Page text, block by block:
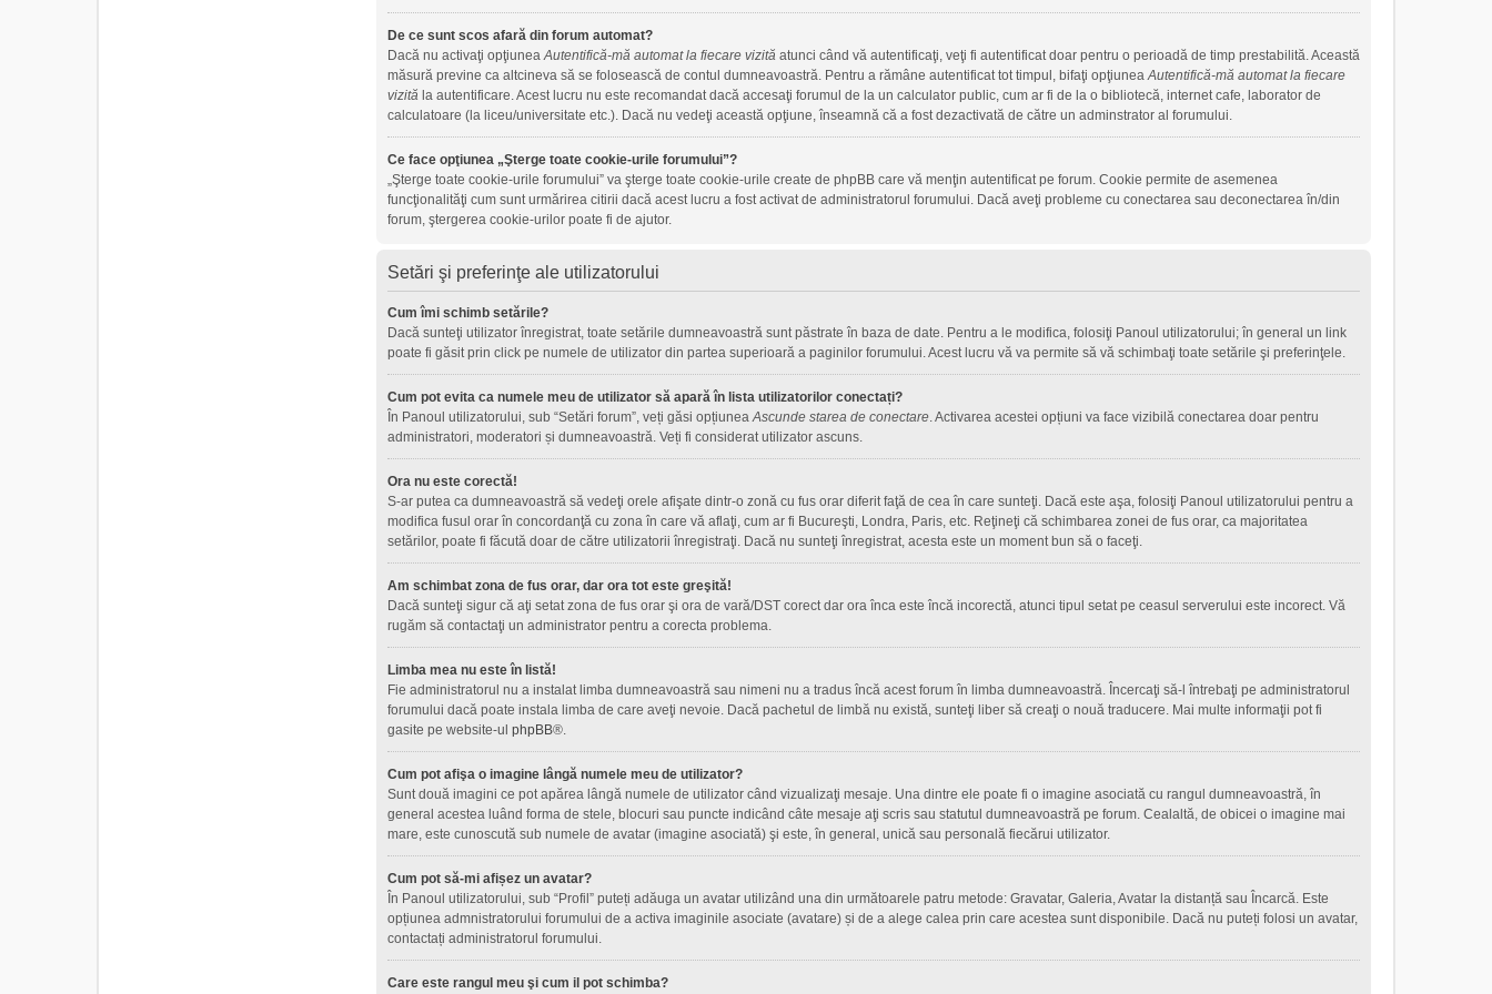
De ce sunt scos afară din forum automat?
Dacă nu activaţi opţiuneaAutentifică-mă automat la fiecare vizită atunci când vă autentificaţi, veţi fi autentificat doar pentru o perioadă de timp prestabilită. Această
măsură previne ca altcineva să se folosească de contul dumneavoastră. Pentru a rămâne autentificat tot timpul, bifaţi opţiuneaAutentifică-mă automat la fiecare
vizită la autentificare. Acest lucru nu este recomandat dacă accesaţi forumul de la un calculator public, cum ar fi de la o bibliotecă, internet cafe, laborator de
calculatoare (la liceu/universitate etc.). Dacă nu vedeţi această opţiune, înseamnă că a fost dezactivată de către un adminstrator al forumului.
Ce face opţiunea „Şterge toate cookie-urile forumului”?
„Şterge toate cookie-urile forumului” va şterge toate cookie-urile create de phpBB care vă menţin autentificat pe forum. Cookie permite de asemenea
funcţionalităţi cum sunt urmărirea citirii dacă acest lucru a fost activat de administratorul forumului. Dacă aveţi probleme cu conectarea sau deconectarea în/din
forum, ştergerea cookie-urilor poate fi de ajutor.
Setări şi preferinţe ale utilizatorului
Cum îmi schimb setările?
Dacă sunteţi utilizator înregistrat, toate setările dumneavoastră sunt păstrate în baza de date. Pentru a le modifica, folosiţi Panoul utilizatorului; în general un link
poate fi găsit prin click pe numele de utilizator din partea superioară a paginilor forumului. Acest lucru vă va permite să vă schimbaţi toate setările şi preferinţele.
Cum pot evita ca numele meu de utilizator să apară în lista utilizatorilor conectați?
În Panoul utilizatorului, sub “Setări forum”, veți găsi opțiuneaAscunde starea de conectare. Activarea acestei opțiuni va face vizibilă conectarea doar pentru
administratori, moderatori și dumneavoastră. Veți fi considerat utilizator ascuns.
Ora nu este corectă!
S-ar putea ca dumneavoastră să vedeţi orele afişate dintr-o zonă cu fus orar diferit faţă de cea în care sunteţi. Dacă este aşa, folosiţi Panoul utilizatorului pentru a
modifica fusul orar în concordanţă cu zona în care vă aflaţi, cum ar fi Bucureşti, Londra, Paris, etc. Reţineţi că schimbarea zonei de fus orar, ca majoritatea
setărilor, poate fi făcută doar de către utilizatorii înregistraţi. Dacă nu sunteţi înregistrat, acesta este un moment bun să o faceţi.
Am schimbat zona de fus orar, dar ora tot este greşită!
Dacă sunteţi sigur că aţi setat zona de fus orar şi ora de vară/DST corect dar ora înca este încă incorectă, atunci tipul setat pe ceasul serverului este incorect. Vă
rugăm să contactaţi un administrator pentru a corecta problema.
Limba mea nu este în listă!
Fie administratorul nu a instalat limba dumneavoastră sau nimeni nu a tradus încă acest forum în limba dumneavoastră. Încercaţi să-l întrebaţi pe administratorul
forumului dacă poate instala limba de care aveţi nevoie. Dacă pachetul de limbă nu există, sunteţi liber să creaţi o nouă traducere. Mai multe informaţii pot fi
gasite pe website-ul phpBB®.
Cum pot afişa o imagine lângă numele meu de utilizator?
Sunt două imagini ce pot apărea lângă numele de utilizator când vizualizaţi mesaje. Una dintre ele poate fi o imagine asociată cu rangul dumneavoastră, în
general acestea luând forma de stele, blocuri sau puncte indicând câte mesaje aţi scris sau statutul dumneavoastră pe forum. Cealaltă, de obicei o imagine mai
mare, este cunoscută sub numele de avatar (imagine asociată) şi este, în general, unică sau personală fiecărui utilizator.
Cum pot să-mi afișez un avatar?
În Panoul utilizatorului, sub “Profil” puteți adăuga un avatar utilizând una din următoarele patru metode: Gravatar, Galeria, Avatar la distanță sau Încarcă. Este
opțiunea admnistratorului forumului de a activa imaginile asociate (avatare) și de a alege calea prin care acestea sunt disponibile. Dacă nu puteți folosi un avatar,
contactați administratorul forumului.
Care este rangul meu şi cum il pot schimba?